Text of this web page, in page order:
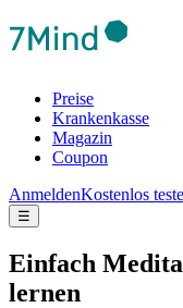
Preise
Krankenkasse
Magazin
Coupon
AnmeldenKostenlos
☰
Ein­fach
lernen